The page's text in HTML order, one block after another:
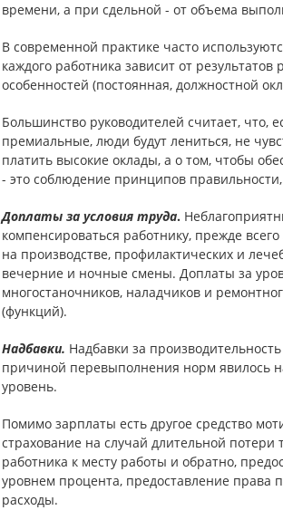
времени, а при сдельной - от объема
В современной практике часто
каждого работника зависит от
особенностей (постоянная, должностной
Большинство руководителей считает, что,
премиальные, люди будут лениться, не
платить высокие оклады, а о том, чтобы
- это соблюдение принципов правильности,
Доплаты за условия труда.
компенсироваться работнику, прежде
на производстве, профилактических и
вечерние и ночные смены. Доплаты за
многостаночников, наладчиков и
(функций).
Надбавки. Надбавки за
причиной перевыполнения норм явилось
уровень.
Помимо зарплаты есть другое средство
страхование на случай длительной потери
работника к месту работы и обратно,
уровнем процента, предоставление права
расходы.